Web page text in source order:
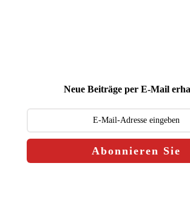
Neue Beiträge per E-Mail
Abonnieren Sie